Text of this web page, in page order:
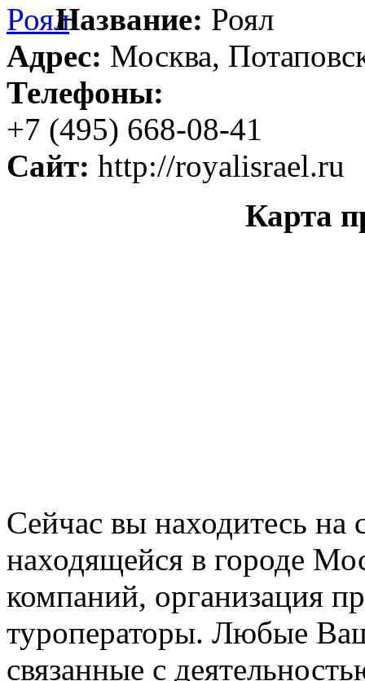
Название: Роял
Адрес: Москва,
Телефоны:
+7 (495) 668-08-41
Сайт: http://royalisrael.ru
Карта
Сейчас вы находитесь на
находящейся в городе
компаний, организация
туроператоры. Любые
связанные с